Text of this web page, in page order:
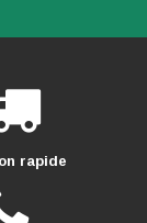
rapide